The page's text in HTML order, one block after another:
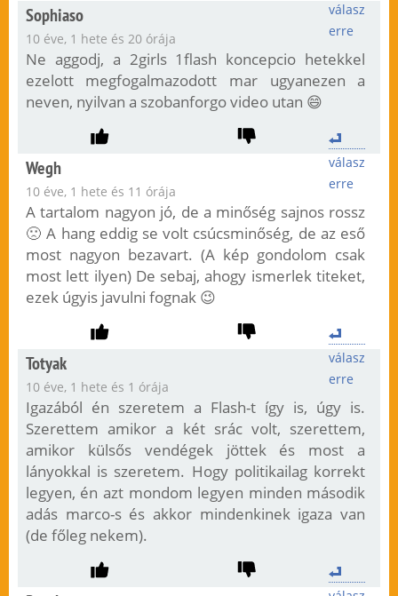
válasz
erre
Sophiaso
10 éve, 1 hete és 20 órája
Ne aggodj, a 2girls 1flash koncepcio hetekkel
ezelott megfogalmazodott mar ugyanezen a
neven, nyilvan a szobanforgo video utan 😄
válasz
erre
Wegh
10 éve, 1 hete és 11 órája
A tartalom nagyon jó, de a minőség sajnos rossz
🙁 A hang eddig se volt csúcsminőség, de az eső
most nagyon bezavart. (A kép gondolom csak
most lett ilyen) De sebaj, ahogy ismerlek titeket,
ezek úgyis javulni fognak 😉
válasz
erre
Totyak
10 éve, 1 hete és 1 órája
Igazából én szeretem a Flash-t így is, úgy is.
Szerettem amikor a két srác volt, szerettem,
amikor külsős vendégek jöttek és most a
lányokkal is szeretem. Hogy politikailag korrekt
legyen, én azt mondom legyen minden második
adás marco-s és akkor mindenkinek igaza van
(de főleg nekem).